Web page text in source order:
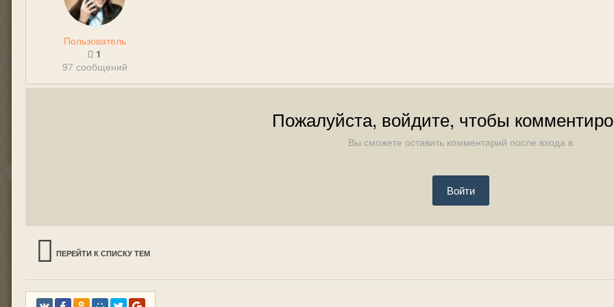
Пользователь
1
97 сообщений
Пожалуйста, войдите, чтобы
Вы сможете оставить комментарий после входа в
Войти
ПЕРЕЙТИ К СПИСКУ ТЕМ